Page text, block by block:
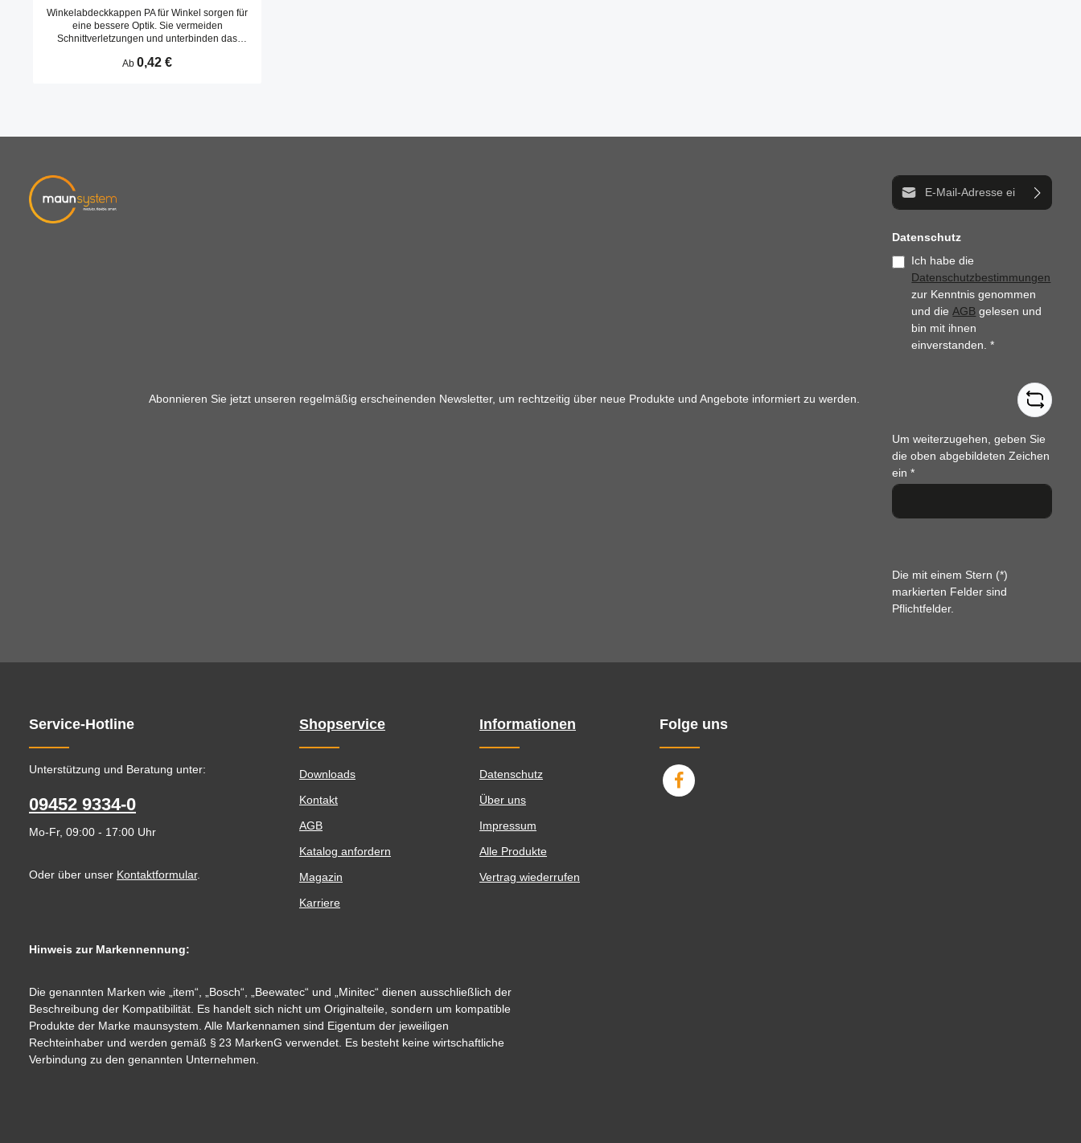
Winkelabdeckkappen PA für Winkel sorgen für
eine bessere Optik. Sie vermeiden
Schnittverletzungen und unterbinden das
simpel.
Regulärer Preis:
Ab 0,42 €
Abonnieren Sie jetzt unseren regelmäßig erscheinenden Newsletter, um rechtzeitig über neue Produkte und Angebote informiert zu werden.
E-Mail-Adresse*
Datenschutz
Ich habe die
Datenschutzbestimmungen
zur Kenntnis genommen
und dieAGB gelesen und
bin mit ihnen
einverstanden.*
Um weiterzugehen, geben Sie
die oben abgebildeten Zeichen
ein*
Die mit einem Stern (*)
markierten Felder sind
Pflichtfelder.
Service-Hotline
Unterstützung und Beratung unter:
09452 9334-0
Mo-Fr, 09:00 - 17:00 Uhr
Oder über unser Kontaktformular.
Shopservice
Downloads
Kontakt
AGB
Katalog anfordern
Magazin
Karriere
Informationen
Datenschutz
Über uns
Impressum
Alle Produkte
Vertrag wiederrufen
Folge uns
Hinweis zur Markennennung:
Die genannten Marken wie „item“, „Bosch“, „Beewatec“ und „Minitec“ dienen ausschließlich der
Beschreibung der Kompatibilität. Es handelt sich nicht um Originalteile, sondern um kompatible
Produkte der Marke maunsystem. Alle Markennamen sind Eigentum der jeweiligen
Rechteinhaber und werden gemäß § 23 MarkenG verwendet. Es besteht keine wirtschaftliche
Verbindung zu den genannten Unternehmen.